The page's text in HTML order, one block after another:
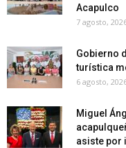
Acapulco
7 agosto,
Gobierno
turística
6 agosto,
Miguel
asiste por